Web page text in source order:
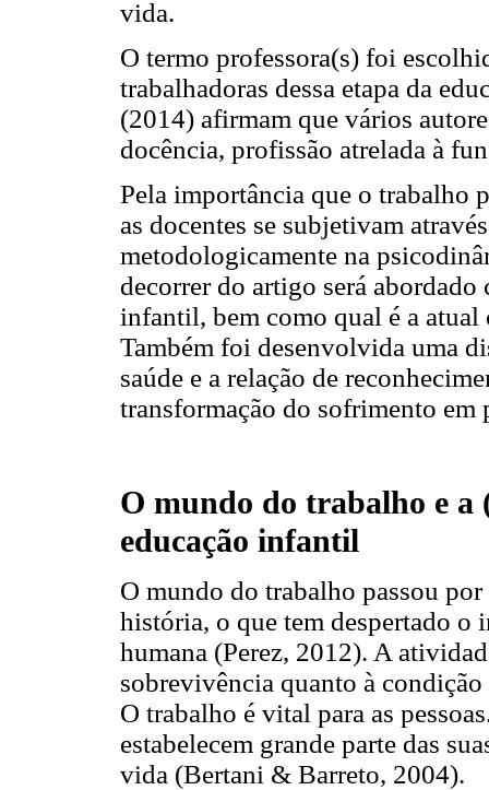
vida.
O termo professora(s) foi
trabalhadoras dessa etapa da
(2014) afirmam que vários
docência, profissão atrelada à
Pela importância que o trabalho
as docentes se subjetivam
metodologicamente na
decorrer do artigo será
infantil, bem como qual é a
Também foi desenvolvida uma
saúde e a relação de
transformação do sofrimento em
O mundo do trabalho e a
educação infantil
O mundo do trabalho passou
história, o que tem despertado o
humana (Perez, 2012). A
sobrevivência quanto à
O trabalho é vital para as
estabelecem grande parte das
vida (Bertani & Barreto, 2004).